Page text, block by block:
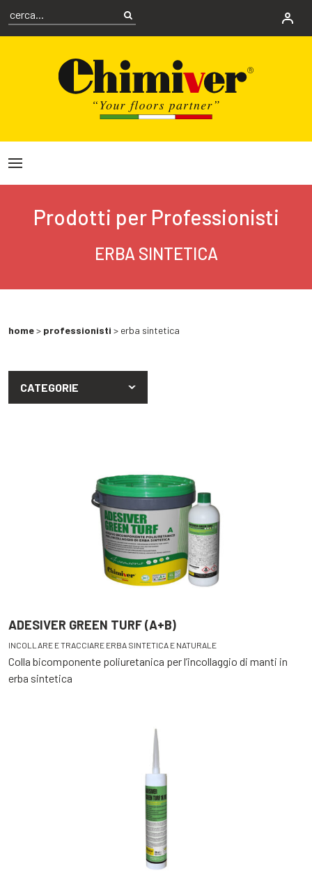
Prodotti per Professionisti
ERBA SINTETICA
home> professionisti > erba sintetica
CATEGORIE
ADESIVER GREEN TURF (A+B)
INCOLLARE E TRACCIARE ERBA SINTETICA E NATURALE
Colla bicomponente poliuretanica per l’incollaggio di manti in
erba sintetica